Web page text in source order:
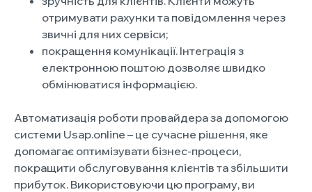
отримувати рахунки та повідомлення через
звичні для них сервіси;
покращення комунікації. Інтеграція з
електронною поштою дозволяє швидко
обмінюватися інформацією.
Автоматизація роботи провайдера за допомогою
системи Usap.online – це сучасне рішення, яке
допомагає оптимізувати бізнес-процеси,
покращити обслуговування клієнтів та збільшити
прибуток. Використовуючи цю програму, ви